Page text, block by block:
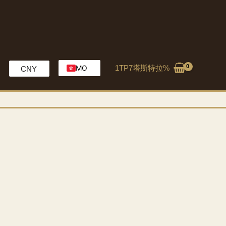
CNY
MO
1TP7塔斯特拉%